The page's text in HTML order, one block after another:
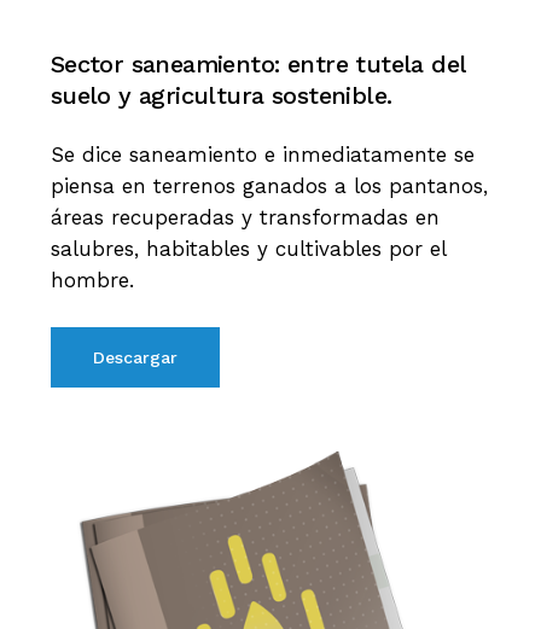
Sector saneamiento: entre tutela del
suelo y agricultura sostenible.
Se dice saneamiento e inmediatamente se
piensa en terrenos ganados a los pantanos,
áreas recuperadas y transformadas en
salubres, habitables y cultivables por el
hombre.
Descargar